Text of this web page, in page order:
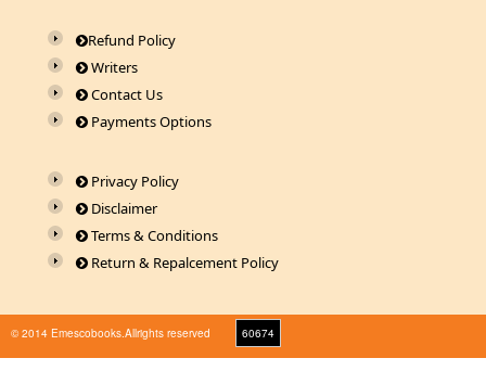
Refund Policy
Writers
Contact Us
Payments Options
Privacy Policy
Disclaimer
Terms & Conditions
Return & Repalcement Policy
© 2014 Emescobooks.Allrights reserved
60674
Warning: Use of undefined constant r - assumed 'r' (this will throw an Error in a future version